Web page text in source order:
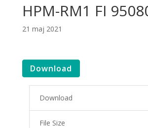
HPM-RM1 FI
21 maj 2021
Download
Download
File Size